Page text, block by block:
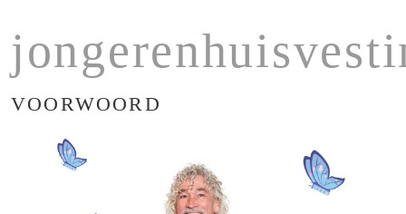
VOORWOORD